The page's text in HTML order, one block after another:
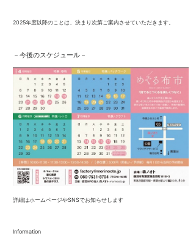
2025年度以降のことは、決まり次第ご案内させていただきます。
－今後のスケジュール－
詳細はホームページやSNSでお知らせします
Information